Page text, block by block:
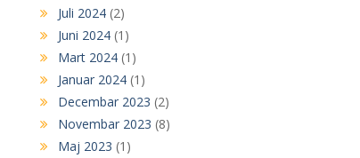
Juli 2024(2)
Juni 2024(1)
Mart 2024(1)
Januar 2024(1)
Decembar 2023 (2)
Novembar 2023 (8)
Maj 2023 (1)